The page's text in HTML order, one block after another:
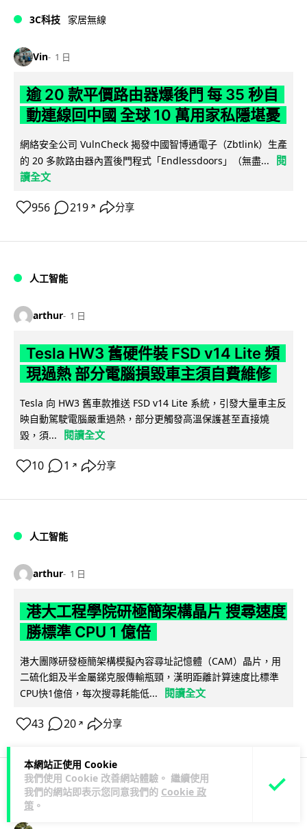
本網站正使用 Cookie
我們使用 Cookie 改善網站體驗。 繼續使用
我們的網站即表示您同意我們的 Cookie 政
策 。
3C科技 家居無線
Vin 1 日
逾 20 款平價路由器爆後門 每 35 秒自
動連線回中國 全球 10 萬用家私隱堪憂
網絡安全公司 VulnCheck 揭發中國智博通電子（Zbtlink）生產
的 20 多款路由器內置後門程式「Endlessdoors」（無盡...
閱
讀全文
956 219 ↗ 分享
人工智能
arthur 1 日
Tesla HW3 舊硬件裝 FSD v14 Lite 頻
現過熱 部分電腦損毀車主須自費維修
Tesla 向 HW3 舊車款推送 FSD v14 Lite 系統，引發大量車主反
映自動駕駛電腦嚴重過熱，部分更觸發高溫保護甚至直接燒
毀，須...
閱讀全文
10 1 ↗ 分享
人工智能
arthur 1 日
港大工程學院研極簡架構晶片 搜尋速度
勝標準 CPU 1 億倍
港大團隊研發極簡架構模擬內容尋址記憶體（CAM）晶片，用
二硫化鉬及半金屬銻克服傳輸瓶頸，漢明距離計算速度比標準
CPU快1億倍，每次搜尋耗能低...
閱讀全文
43 20 ↗ 分享
人工智能